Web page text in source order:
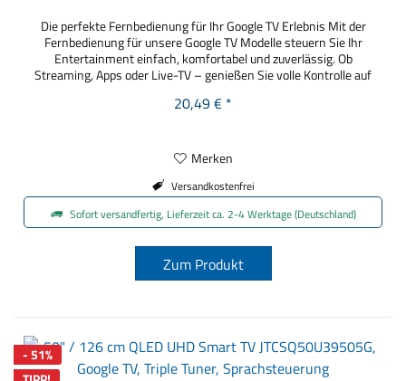
Die perfekte Fernbedienung für Ihr Google TV Erlebnis Mit der
Fernbedienung für unsere Google TV Modelle steuern Sie Ihr
Entertainment einfach, komfortabel und zuverlässig. Ob
Streaming, Apps oder Live-TV – genießen Sie volle Kontrolle auf
– ganz ohne Programmierung oder komplizierte Einrichtung.
20,49 € *
Merken
Versandkostenfrei
Sofort versandfertig, Lieferzeit ca. 2-4 Werktage (Deutschland)
Zum Produkt
- 51%